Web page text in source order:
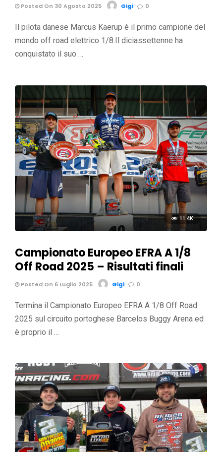
Posted On 30 Agosto 2025 Gigi 0
Il pilota danese Marcus Kaerup è il primo campione del
mondo off road elettrico 1/8.Il diciassettenne ha
conquistato il suo …
11.4K
Campionato Europeo EFRA A 1/8
Off Road 2025 – Risultati finali
Posted On 6 Luglio 2025 Gigi 0
Termina il Campionato Europeo EFRA A 1/8 Off Road
2025 sul circuito portoghese Barcelos Buggy Arena ed
è proprio il …